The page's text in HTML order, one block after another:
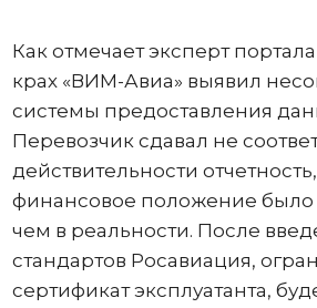
Как отмечает эксперт
крах «ВИМ-Авиа» выявил
системы предоставления
Перевозчик сдавал не
действительности
финансовое положение было
чем в реальности. После
стандартов Росавиация,
сертификат эксплуатанта,